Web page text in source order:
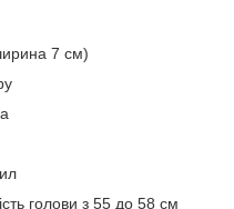
7 см)
голови з 55 до 58 см